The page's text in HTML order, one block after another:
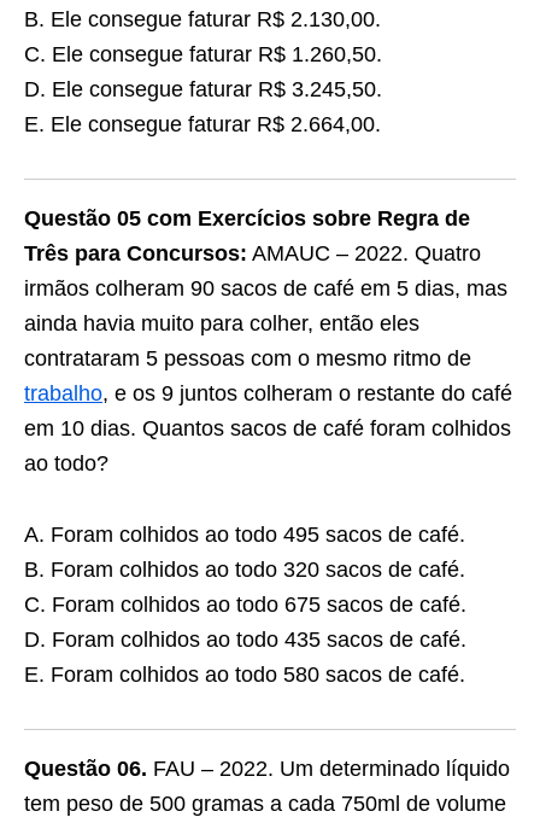
B. Ele consegue faturar R$ 2.130,00.
C. Ele consegue faturar R$ 1.260,50.
D. Ele consegue faturar R$ 3.245,50.
E. Ele consegue faturar R$ 2.664,00.
Questão 05 com Exercícios sobre Regra de
Três para Concursos: AMAUC – 2022. Quatro
irmãos colheram 90 sacos de café em 5 dias, mas
ainda havia muito para colher, então eles
contrataram 5 pessoas com o mesmo ritmo de
trabalho, e os 9 juntos colheram o restante do café
em 10 dias. Quantos sacos de café foram colhidos
ao todo?
A. Foram colhidos ao todo 495 sacos de café.
B. Foram colhidos ao todo 320 sacos de café.
C. Foram colhidos ao todo 675 sacos de café.
D. Foram colhidos ao todo 435 sacos de café.
E. Foram colhidos ao todo 580 sacos de café.
Questão 06. FAU – 2022. Um determinado líquido
tem peso de 500 gramas a cada 750ml de volume